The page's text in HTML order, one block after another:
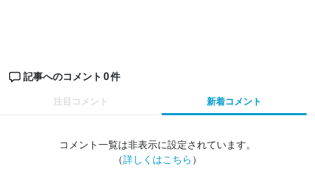
記事へのコメント 0件
注目コメント 新着コメント
コメント一覧は非表示に設定されています。
（詳しくはこちら ）